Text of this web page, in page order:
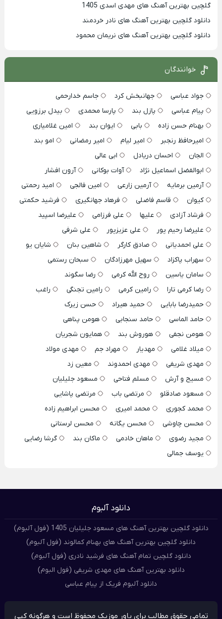
گلچین بهترین آهنگ های مهدی اسدی 1405
دانلود گلچین بهترین آهنگ های نادر خردمند
دانلود گلچین بهترین آهنگ های نریمان محمود
خوانندگان
جواد عباسی جهانبخش کرد
جاسم خدارحمی
پیام عباسی
پازل بند پارسا محمدی
بیدل برزویی
بهنام حسن زاده
بابی ایوان بند
امین غلامیاری
امیرحافظ رنجبر
امیر لیام امیر رمضانی
امو بند
الجان
احسان دریادل
ابی عالی
ابوالفضل اسماعیل نژاد
آوات بوکانی
آرون افشار
آرمین برمایه
آرمین زارعی امین فالجی
امید رحمتی
کیوان
قاسم فاضلی فرهاد جهانگیری
فرشید حکمتی
فرشاد آزادی
علیها علی فرزامی
علیرضا اسپید
علیرضا رحیم پور
علی عزیزپور
علی شرفی
علی احمدیانی
صادق کارگر شاهین بنان
شایان یو
سهراب پاکزاد
سهیل مهرزادگان
سبحان رستمی
سامان یاسین
روح الله کرمی
رضا سگوند
رضا کرمی تارا
رامین کرمی رامین تجنگی
راغب
حمیدرضا بابایی
حمید هیراد
حسن زیرک
حامد الماسی
حامد سنجابی
هومن پناهی
هومن نجفی
هوروش بند
همایون شجریان
میلاد غلامی
مهدیار مهراد جم
مهدی مولاد
مهدی شریفی
مهدی احمدوند
معین زد
مسیح و آرش
مسلم فتاحی
مسعود جلیلیان
مسعود صادقلو
مرتضی باب
مرتضی پاشایی
محمد کجوری
محمد امیری
محسن ابراهیم زاده
محسن چاوشی
محسن یگانه
محسن لرستانی
مجید رضوی
ماهان خادمی ماکان بند
گرشا رضایی
یوسف جمالی
دانلود آلبوم
دانلود گلچین بهترین آهنگ های مسعود جلیلیان 1405 (فول آلبوم)
دانلود گلچین بهترین آهنگ های بهنام کمالوند (فول آلبوم)
دانلود گلچین تمام آهنگ های فرشید نادری (فول آلبوم)
دانلود بهترین آهنگ های مهدی شریفی (فول البوم)
دانلود آلبوم فریک از پیام عباسی
تمامی حقوق مطالب برای پاور موزیک محفوظ است و هرگونه کپی